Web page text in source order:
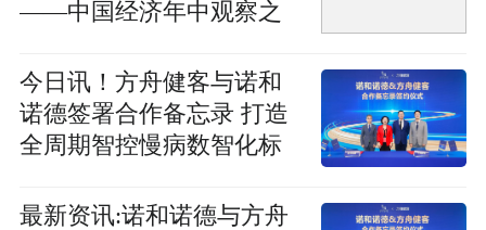
——中国经济年中观察之
今日讯！方舟健客与诺和
诺德签署合作备忘录 打造
全周期智控慢病数智化标
最新资讯:诺和诺德与方舟